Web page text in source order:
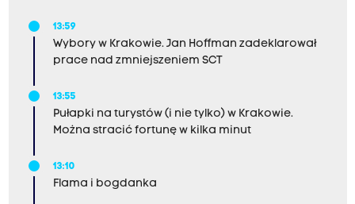
13:59
Wybory w Krakowie. Jan Hoffman zadeklarował
prace nad zmniejszeniem SCT
13:55
Pułapki na turystów (i nie tylko) w Krakowie.
Można stracić fortunę w kilka minut
13:10
Flama i bogdanka